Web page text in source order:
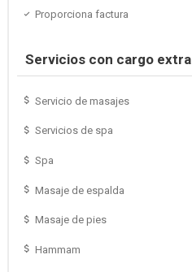
Proporciona factura
Servicios con cargo extra
Servicio de masajes
Servicios de spa
Spa
Masaje de espalda
Masaje de pies
Hammam